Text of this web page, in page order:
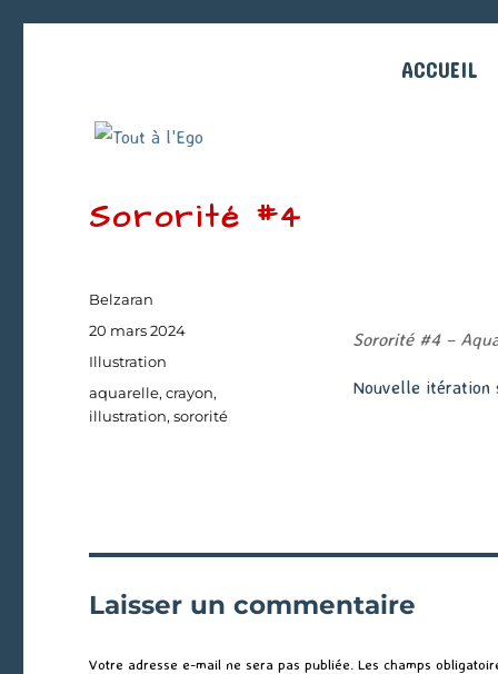
ACCUEIL
Sororité #4
Sororité #4 –
Nouvelle itération
Auteur
Belzaran
Publié
le
20 mars 2024
Catégories
Illustration
Étiquettes
aquarelle,crayon,
illustration,sororité
Laisser un commentaire
Votre adresse e-mail ne sera pas publiée. Les champs